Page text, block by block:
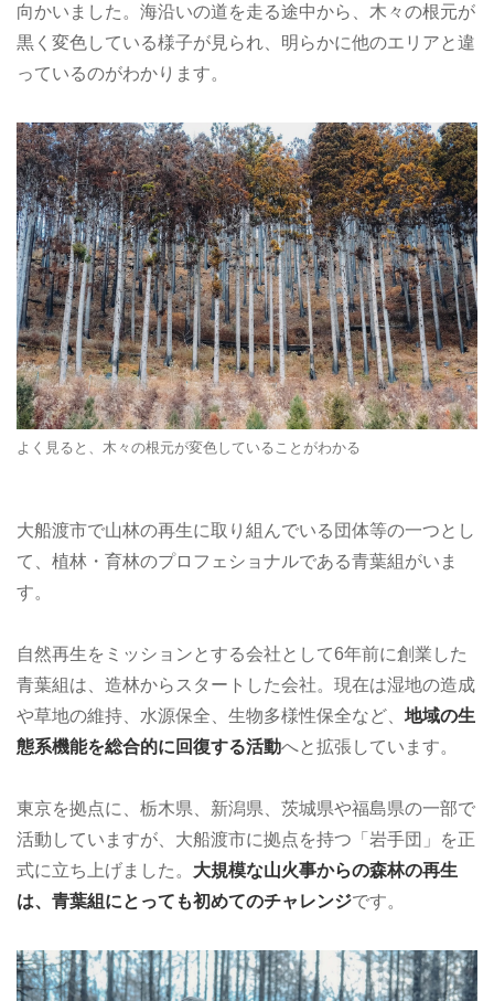
向かいました。海沿いの道を走る途中から、木々の根元が
黒く変色している様子が見られ、明らかに他のエリアと違
っているのがわかります。
よく見ると、木々の根元が変色していることがわかる
大船渡市で山林の再生に取り組んでいる団体等の一つとし
て、植林・育林のプロフェショナルである青葉組がいま
す。
自然再生をミッションとする会社として6年前に創業した
青葉組は、造林からスタートした会社。現在は湿地の造成
や草地の維持、水源保全、生物多様性保全など、 地域の生
態系機能を総合的に回復する活動へと拡張しています。
東京を拠点に、栃木県、新潟県、茨城県や福島県の一部で
活動していますが、大船渡市に拠点を持つ「岩手団」を正
式に立ち上げました。 大規模な山火事からの森林の再生
は、青葉組にとっても初めてのチャレンジです。